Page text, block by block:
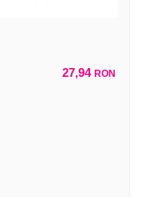
27,94 RON